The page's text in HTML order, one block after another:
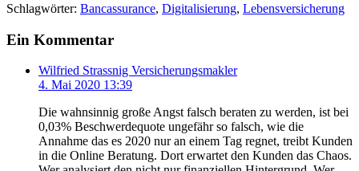
Schlagwörter: Bancassurance, Digitalisierung, Lebensversicherung
Ein Kommentar
Wilfried Strassnig Versicherungsmakler
4. Mai 2020 13:39
Die wahnsinnig große Angst falsch beraten zu werden, ist bei
0,03% Beschwerdequote ungefähr so falsch, wie die
Annahme das es 2020 nur an einem Tag regnet, treibt Kunden
in die Online Beratung. Dort erwartet den Kunden das Chaos.